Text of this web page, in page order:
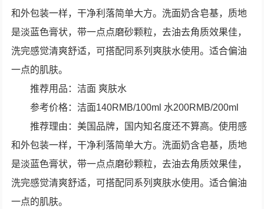
和外包装一样，干净利落简单大方。洗面奶含皂基，质地
是淡蓝色膏状，带一点点磨砂颗粒，去油去角质效果佳，
洗完感觉清爽舒适，可搭配同系列爽肤水使用。适合偏油
一点的肌肤。
推荐用品：洁面 爽肤水
参考价格：洁面140RMB/100ml 水200RMB/200ml
推荐理由：美国品牌，国内知名度还不算高。使用感
和外包装一样，干净利落简单大方。洗面奶含皂基，质地
是淡蓝色膏状，带一点点磨砂颗粒，去油去角质效果佳，
洗完感觉清爽舒适，可搭配同系列爽肤水使用。适合偏油
一点的肌肤。